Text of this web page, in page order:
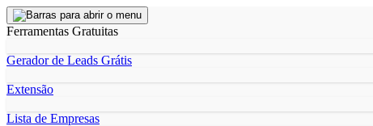
Ferramentas Gratuitas
Gerador de Leads Grátis
Extensão
Lista de Empresas